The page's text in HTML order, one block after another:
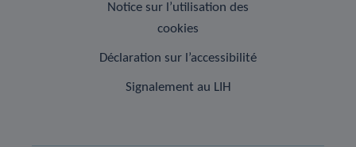
Notice sur l’utilisation des
cookies
Déclaration sur l’accessibilité
Signalement au LIH